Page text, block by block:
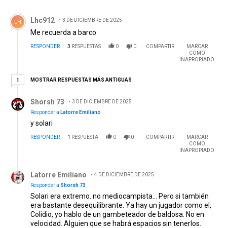
Comentario de Lhc912.
LH Lhc912 3 DE DICIEMBRE DE 2025
Me recuerda a barco
RESPONDER 3 RESPUESTAS 0 0 COMPARTIR
MARCAR
COMO
INAPROPIADO
11 respuesta más antiguas
MOSTRAR RESPUESTAS MÁS ANTIGUAS
Shorsh 73
3 DE DICIEMBRE DE 2025
Responder a Latorre Emiliano
y solari
RESPONDER 1 RESPUESTA 0 0 COMPARTIR
MARCAR
COMO
INAPROPIADO
Latorre Emiliano
4 DE DICIEMBRE DE 2025
Responder a Shorsh 73
Solari era extremo. no mediocampista... Pero si también
era bastante desequilibrante. Ya hay un jugador como el,
Colidio, yo hablo de un gambeteador de baldosa. No en
velocidad. Alguien que se habrá espacios sin tenerlos.